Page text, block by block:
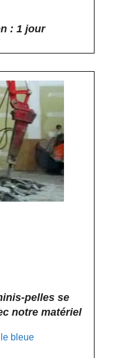
: 1 jour
pelles se
notre matériel
bleue